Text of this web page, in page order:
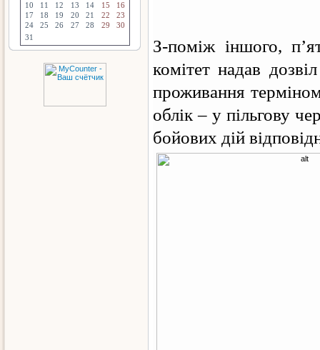
10
11 12 13 14 15
16
17
18 19 20 21 22
23
24
25 26 27 28 29
30
31
З-поміж іншого,
комітет надав
проживання
облік – у пільгову
бойових дій